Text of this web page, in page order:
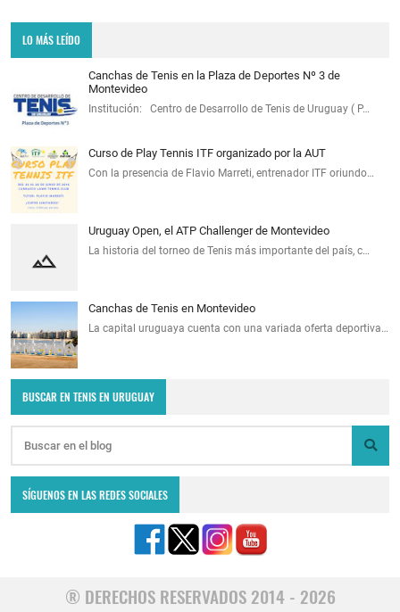
LO MÁS LEÍDO
Canchas de Tenis en la Plaza de Deportes Nº 3 de
Montevideo
Institución: Centro de Desarrollo de Tenis de Uruguay ( P…
Curso de Play Tennis ITF organizado por la AUT
Con la presencia de Flavio Marreti, entrenador ITF oriundo…
Uruguay Open, el ATP Challenger de Montevideo
La historia del torneo de Tenis más importante del país, c…
Canchas de Tenis en Montevideo
La capital uruguaya cuenta con una variada oferta deportiva…
BUSCAR EN TENIS EN URUGUAY
SÍGUENOS EN LAS REDES SOCIALES
® DERECHOS RESERVADOS 2014 - 2026